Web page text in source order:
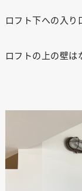
ロフト下への入り
ロフトの上の壁は